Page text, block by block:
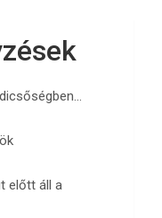
előtt áll a